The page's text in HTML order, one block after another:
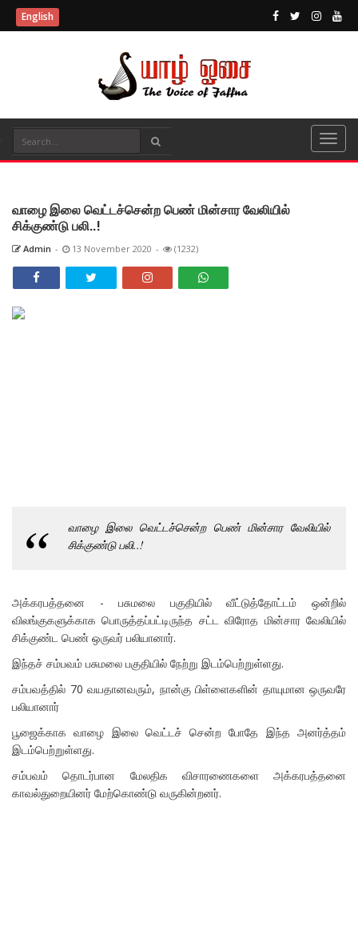
English
வாழை இலை வெட்டச்சென்ற பெண் மின்சார வேலியில்
சிக்குண்டு பலி..!
Admin - 13 November 2020 - (1232)
வாழை இலை வெட்டச்சென்ற பெண் மின்சார வேலியில்
சிக்குண்டு பலி..!
அக்கரபத்தனை - பசுமலை பகுதியில் வீட்டுத்தோட்டம் ஒன்றில்
விலங்குகளுக்காக பொருத்தப்பட்டிருந்த சட்ட விரோத மின்சார வேலியில்
சிக்குண்ட பெண் ஒருவர் பலியானார்.
இந்தச் சம்பவம் பசுமலை பகுதியில் நேற்று இடம்பெற்றுள்ளது.
சம்பவத்தில் 70 வயதானவரும், நான்கு பிள்ளைகளின் தாயுமான ஒருவரே
பலியானார்
பூஜைக்காக வாழை இலை வெட்டச் சென்ற போதே இந்த அனர்த்தம்
இடம்பெற்றுள்ளது.
சம்பவம் தொடர்பான மேலதிக விசாரணைகளை அக்கரபத்தனை
காவல்துறையினர் மேற்கொண்டு வருகின்றனர்.